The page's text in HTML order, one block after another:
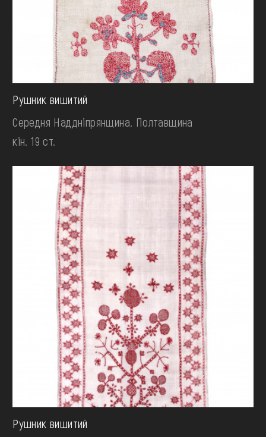
Рушник вишитий
Середня Наддніпрянщина. Полтавщина
кін. 19 ст.
Рушник вишитий